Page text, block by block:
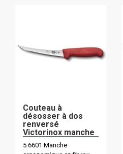
Couteau à
désosser à dos
renversé
Victorinox manche
rouge
5.6601 Manche